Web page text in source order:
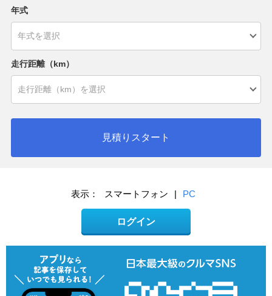
年式
走行距離（km）
見積りスタート
表示： スマートフォン | PC
ログイン